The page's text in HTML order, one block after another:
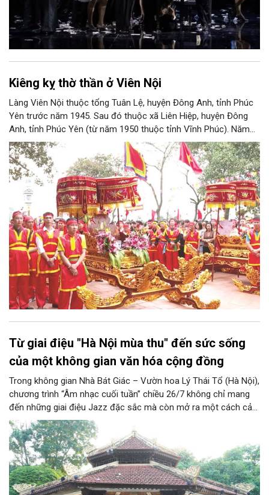
Kiêng kỵ thờ thần ở Viên Nội
Làng Viên Nội thuộc tổng Tuân Lệ, huyện Đông Anh, tỉnh Phúc
Yên trước năm 1945. Sau đó thuộc xã Liên Hiệp, huyện Đông
Anh, tỉnh Phúc Yên (từ năm 1950 thuộc tỉnh Vĩnh Phúc). Năm
1961, làng được sáp nhập vào Hà Nội. Năm 1965, Viên Nội
thuộc xã Vân Nội; từ ngày 1/7/2025 thuộc xã Phúc Thịnh, Hà
Nội. Viên Nội thờ hai vị thần là Đống Băng và Uông Tá (thời
Hùng Vương thứ 18) cùng Diệu La công chúa, nữ tướng thời Hai
Bà Trưng.
Từ giai điệu "Hà Nội mùa thu" đến sức sống
của một không gian văn hóa cộng đồng
Trong không gian Nhà Bát Giác – Vườn hoa Lý Thái Tổ (Hà Nội),
chương trình “Âm nhạc cuối tuần” chiều 26/7 không chỉ mang
đến những giai điệu Jazz đặc sắc mà còn mở ra một cách cảm
nhận mới về Hà Nội. Điểm nhấn của chương trình là ca khúc “Hà
Nội mùa thu” của nhạc sĩ Vũ Thanh đã đưa hình ảnh Thủ đô
hiện lên bằng vẻ đẹp tinh tế, giàu chiều sâu văn hóa, qua đó
khẳng định vai trò của nghệ thuật trong việc kiến tạo không
gian văn hóa cộng đồng và lan tỏa những giá trị bền vững của
thành phố.